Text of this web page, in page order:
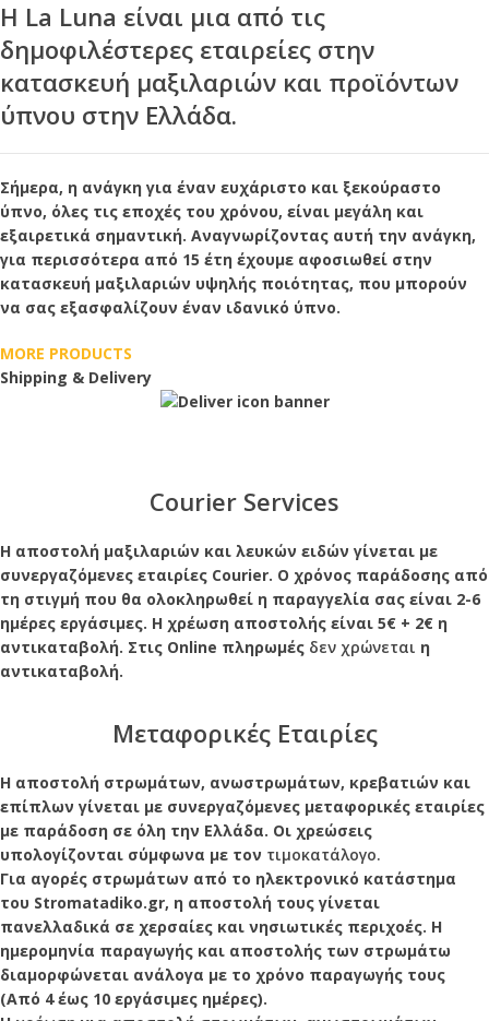
Η La Luna είναι μια από τις
δημοφιλέστερες εταιρείες στην
κατασκευή μαξιλαριών και προϊόντων
ύπνου στην Ελλάδα.
Σήμερα, η ανάγκη για έναν ευχάριστο και ξεκούραστο
ύπνο, όλες τις εποχές του χρόνου, είναι μεγάλη και
εξαιρετικά σημαντική. Αναγνωρίζοντας αυτή την ανάγκη,
για περισσότερα από 15 έτη έχουμε αφοσιωθεί στην
κατασκευή μαξιλαριών υψηλής ποιότητας, που μπορούν
να σας εξασφαλίζουν έναν ιδανικό ύπνο.
MORE PRODUCTS
Shipping & Delivery
Courier Services
Η αποστολή μαξιλαριών και λευκών ειδών γίνεται με
συνεργαζόμενες εταιρίες Courier. Ο χρόνος παράδοσης από
τη στιγμή που θα ολοκληρωθεί η παραγγελία σας είναι 2-6
ημέρες εργάσιμες. Η χρέωση αποστολής είναι 5€ + 2€ η
αντικαταβολή. Στις Online πληρωμές δεν χρώνεται η
αντικαταβολή.
Μεταφορικές Εταιρίες
Η αποστολή στρωμάτων, ανωστρωμάτων, κρεβατιών και
επίπλων γίνεται με συνεργαζόμενες μεταφορικές εταιρίες
με παράδοση σε όλη την Ελλάδα. Οι χρεώσεις
υπολογίζονται σύμφωνα με τον τιμοκατάλογο.
Για αγορές στρωμάτων από το ηλεκτρονικό κατάστημα
του Stromatadiko.gr, η αποστολή τους γίνεται
πανελλαδικά σε χερσαίες και νησιωτικές περιχοές. Η
ημερομηνία παραγωγής και αποστολής των στρωμάτω
διαμορφώνεται ανάλογα με το χρόνο παραγωγής τους
(Από 4 έως 10 εργάσιμες ημέρες).